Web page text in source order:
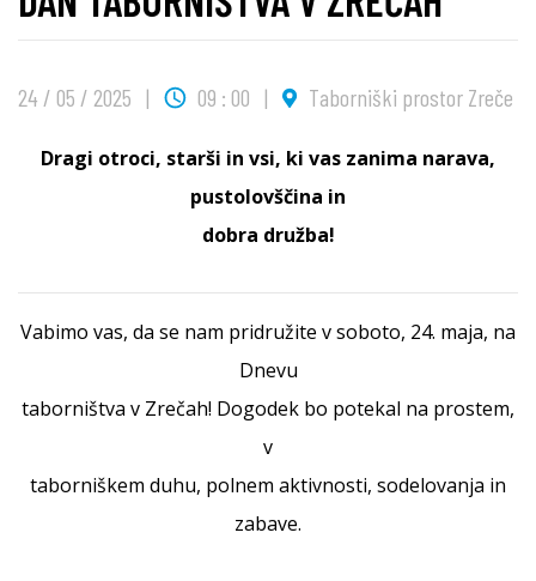
24 / 05 / 2025 09 : 00 Taborniški prostor Zreče
Dragi otroci, starši in vsi, ki vas zanima narava,
pustolovščina in
dobra družba!
Vabimo vas, da se nam pridružite v soboto, 24. maja, na
Dnevu
taborništva v Zrečah! Dogodek bo potekal na prostem,
v
taborniškem duhu, polnem aktivnosti, sodelovanja in
zabave.